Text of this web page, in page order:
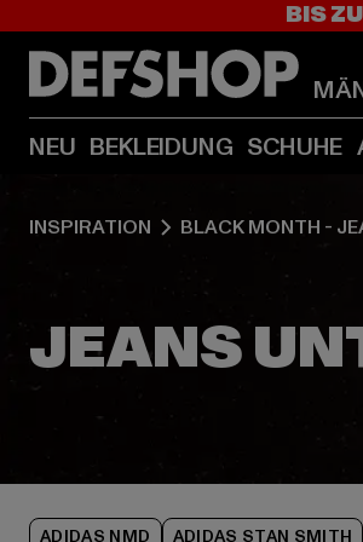
BIS
NEU BEKLEIDUNG SCHUHE
INSPIRATION BLACK MONTH -
ADIDAS NMD ADIDAS STAN SMITH